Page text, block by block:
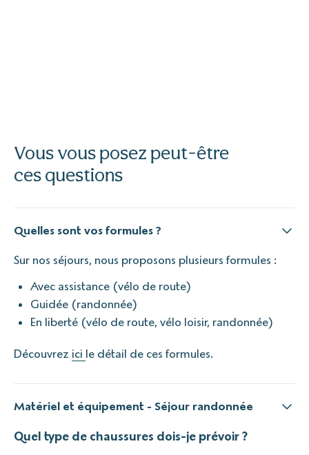
Vous vous posez peut-être
ces questions
Quelles sont vos formules ?
Sur nos séjours, nous proposons plusieurs formules :
Avec assistance (vélo de route)
Guidée (randonnée)
En liberté (vélo de route, vélo loisir, randonnée)
Découvrez ici le détail de ces formules.
Matériel et équipement - Séjour randonnée
Quel type de chaussures dois-je prévoir ?